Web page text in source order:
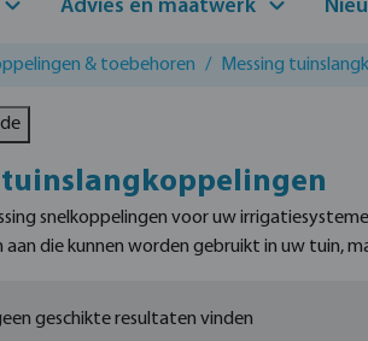
Advies en maatwerk
& toebehoren / Messing
tuinslangkoppelingen
snelkoppelingen voor uw
aan die kunnen worden gebruikt in uw tuin,
geschikte resultaten vinden